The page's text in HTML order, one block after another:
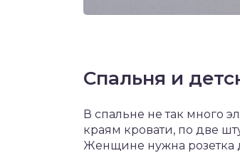
Спальня и
В спальне не так много
краям кровати, по две
Женщине нужна розетка